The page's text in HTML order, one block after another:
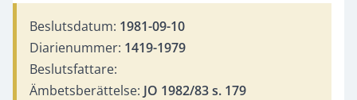
Beslutsdatum: 1981-09-10
Diarienummer: 1419-1979
Beslutsfattare:
Ämbetsberättelse: JO 1982/83 s. 179